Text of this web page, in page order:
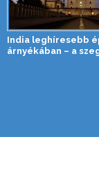
India leghíresebb
árnyékában – a